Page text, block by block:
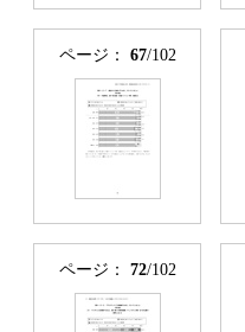
ページ： 67/102
ページ： 72/102